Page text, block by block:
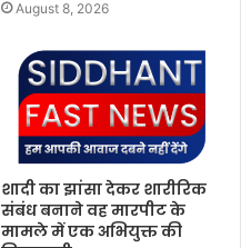
August 8, 2026
शादी का झांसा देकर शारीरिक
संबंध बनाने वह मारपीट के
मामले में एक अभियुक्त की